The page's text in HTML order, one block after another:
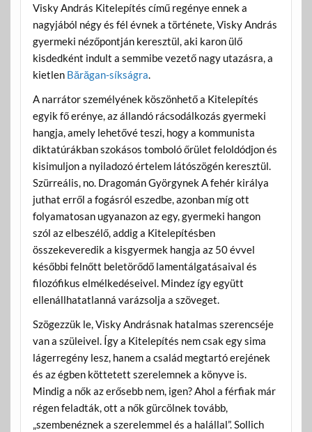
Visky András Kitelepítés című regénye ennek a
nagyjából négy és fél évnek a története, Visky András
gyermeki nézőpontján keresztül, aki karon ülő
kisdedként indult a semmibe vezető nagy utazásra, a
kietlen Bărăgan-síkságra.
A narrátor személyének köszönhető a Kitelepítés
egyik fő erénye, az állandó rácsodálkozás gyermeki
hangja, amely lehetővé teszi, hogy a kommunista
diktatúrákban szokásos tomboló őrület feloldódjon és
kisimuljon a nyiladozó értelem látószögén keresztül.
Szürreális, no. Dragomán Györgynek A fehér királya
juthat erről a fogásról eszedbe, azonban míg ott
folyamatosan ugyanazon az egy, gyermeki hangon
szól az elbeszélő, addig a Kitelepítésben
összekeveredik a kisgyermek hangja az 50 évvel
későbbi felnőtt beletörődő lamentálgatásaival és
filozófikus elmélkedéseivel. Mindez így együtt
ellenállhatatlanná varázsolja a szöveget.
Szögezzük le, Visky Andrásnak hatalmas szerencséje
van a szüleivel. Így a Kitelepítés nem csak egy sima
lágerregény lesz, hanem a család megtartó erejének
és az égben köttetett szerelemnek a könyve is.
Mindig a nők az erősebb nem, igen? Ahol a férfiak már
régen feladták, ott a nők gürcölnek tovább,
„szembenéznek a szerelemmel és a halállal”. Sollich